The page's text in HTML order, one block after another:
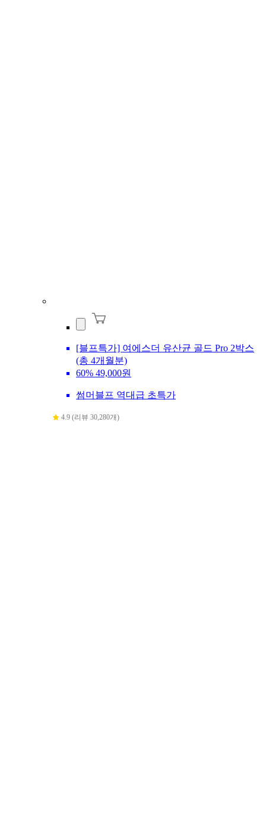
[블프특가] 여에스더 유산균 골드 Pro 2박스
(총 4개월분)
60% 49,000원
썸머블프 역대급 초특가
4.9 (리뷰 30,280개)